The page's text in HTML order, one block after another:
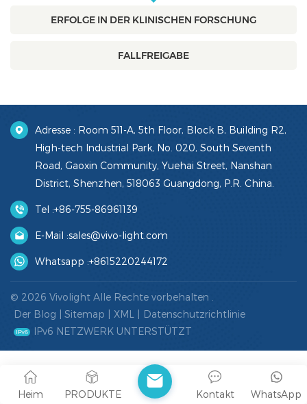
ERFOLGE IN DER KLINISCHEN FORSCHUNG
FALLFREIGABE
Adresse : Room 511-A, 5th Floor, Block B, Building R2,
High-tech Industrial Park, No. 020, South Seventh
Road, Gaoxin Community, Yuehai Street, Nanshan
District, Shenzhen, 518063 Guangdong, P.R. China.
Tel :+86-755-86961139
E-Mail :sales@vivo-light.com
Whatsapp :+8615220244172
© 2026 Vivolight Alle Rechte vorbehalten .
Der Blog
Sitemap XML
Datenschutzrichtlinie
IPv6 NETZWERK UNTERSTÜTZT
Heim PRODUKTE WhatsApp
Kontakt